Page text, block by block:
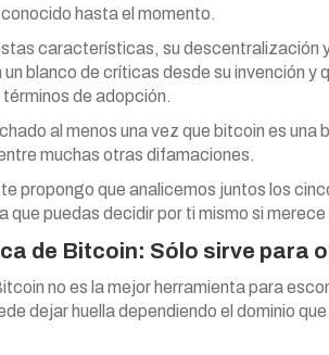
hasta el momento.
características, su descentralización
un blanco de críticas desde su invención
de adopción.
al menos una vez que bitcoin es una
muchas otras difamaciones.
propongo que analicemos juntos los
que puedas decidir por ti mismo si
de Bitcoin: Sólo sirve para
no es la mejor herramienta para
dejar huella dependiendo el dominio